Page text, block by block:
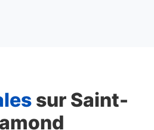
sur Saint-